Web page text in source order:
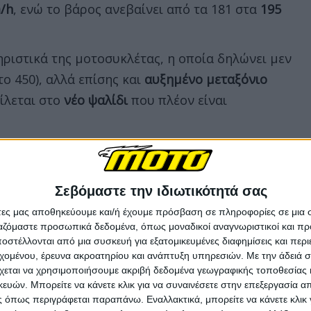
Σεβόμαστε την ιδιωτικότητά σας
μας αποθηκεύουμε και/ή έχουμε πρόσβαση σε πληροφορίες σε
προσωπικά δεδομένα, όπως μοναδικοί αναγνωριστικοί και
από μια συσκευή για εξατομικευμένες διαφημίσεις και
έρευνα ακροατηρίου και ανάπτυξη υπηρεσιών. Με την άδειά
να χρησιμοποιήσουμε ακριβή δεδομένα γεωγραφικής τοποθεσίας
Μπορείτε να κάνετε κλικ για να συναινέσετε στην επεξεργασία
περιγράφεται παραπάνω. Εναλλακτικά, μπορείτε να κάνετε κλικ
h, ενώ το βάρος ανεβαίνει από τα 181 στα 195
της μοτοσυκλέτας, η οποία δηλώνει μεν
450), αλλά επίσης και αυξημένο μεταξόνιο
στο νέο ψαλίδι που πλέον είναι
σιλουέτα που γνωρίζουμε στο 450 CL-C, αν
τα πλευρικά πλαστικά και η ουρά
που αναγνωρίζεται αυτομάτως ως CL-C,
το κεντρικό τμήμα της μοτοσυκλέτας.
διάμετρο 16 ιντσών μπροστά και πίσω, ομοίως